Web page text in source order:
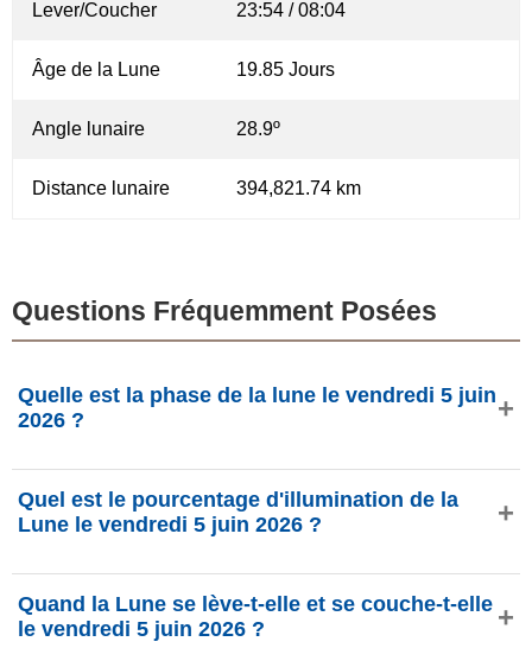
Lever/Coucher 23:54 / 08:04
Âge de la Lune 19.85 Jours
Angle lunaire 28.9º
Distance lunaire 394,821.74 km
Questions Fréquemment Posées
Quelle est la phase de la lune le vendredi 5 juin
2026 ?
Gibbeuse décroissante avec 73.49% d'illumination, elle a
19.85 jours et se situe dans la constellation Capricorne
Quel est le pourcentage d'illumination de la
Lune le vendredi 5 juin 2026 ?
73.49%, selon phasesmoon.com.
Quand la Lune se lève-t-elle et se couche-t-elle
le vendredi 5 juin 2026 ?